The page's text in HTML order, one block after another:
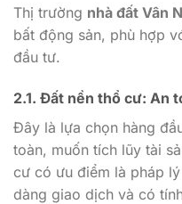
Thị trường nhà đất Vân
bất động sản, phù hợp
đầu tư.
2.1. Đất nền thổ cư: An
Đây là lựa chọn hàng
toàn, muốn tích lũy tài
cư có ưu điểm là pháp
dàng giao dịch và có